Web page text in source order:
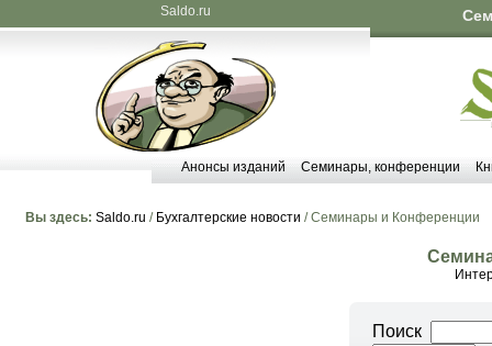
Saldo.ru
Анонсы изданий Семинары, конференции
Вы здесь: Saldo.ru / Бухгалтерские новости / Семинары и Конференции
Поиск